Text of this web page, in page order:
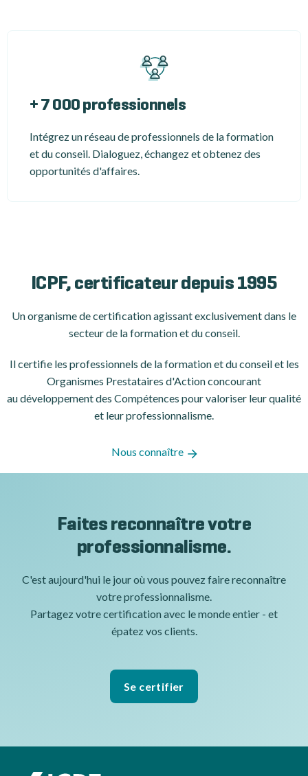
+ 7 000 professionnels
Intégrez un réseau de professionnels de la formation
et du conseil. Dialoguez, échangez et obtenez des
opportunités d'affaires.
ICPF, certificateur depuis 1995
Un organisme de certificationagissant exclusivement dans le
secteur de la formation et du conseil.
Il certifie les professionnels de la formation et du conseil et les
Organismes Prestataires d'Action concourant
au développement des Compétences pour valoriser leur qualité
et leur professionnalisme.
Nous connaître
Faites reconnaître votre
professionnalisme.
C'est aujourd'hui le jour où vous pouvez faire reconnaître
votre professionnalisme.
Partagez votre certification avec le monde entier - et
épatez vos clients.
Se certifier